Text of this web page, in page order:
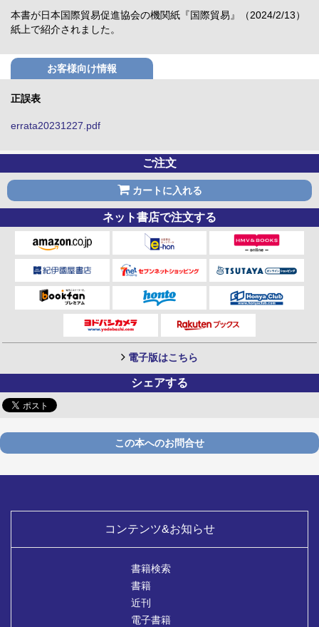
本書が日本国際貿易促進協会の機関紙『国際貿易』（2024/2/13）
紙上で紹介されました。
お客様向け情報
正誤表
errata20231227.pdf
ご注文
カートに入れる
ネット書店で注文する
電子版はこちら
シェアする
この本へのお問合せ
コンテンツ&お知らせ
書籍検索
書籍
近刊
電子書籍